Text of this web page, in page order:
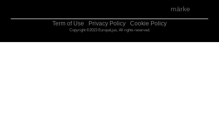
Copyright ©2023 EuropaLjus, All rights reserved.
Term of Use Privacy Policy Cookie Policy